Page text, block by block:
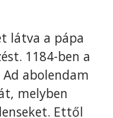
látva a pápa
1184-ben a
abolendam
melyben
Ettől